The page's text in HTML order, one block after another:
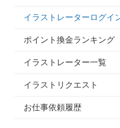
イラストレーターログイ
ポイント換金ランキング
イラストレーター一覧
イラストリクエスト
お仕事依頼履歴